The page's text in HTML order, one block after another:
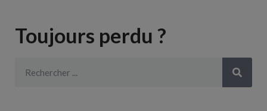
Toujours perdu ?